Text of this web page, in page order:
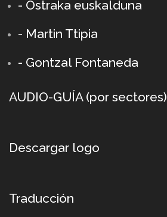
- Ostraka euskalduna
- Martin Ttipia
- Gontzal Fontaneda
AUDIO-GUÍA (por sectores)
Descargar logo
Traducción